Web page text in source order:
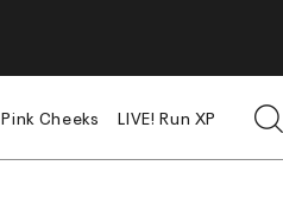
Pink Cheeks LIVE! Run XP